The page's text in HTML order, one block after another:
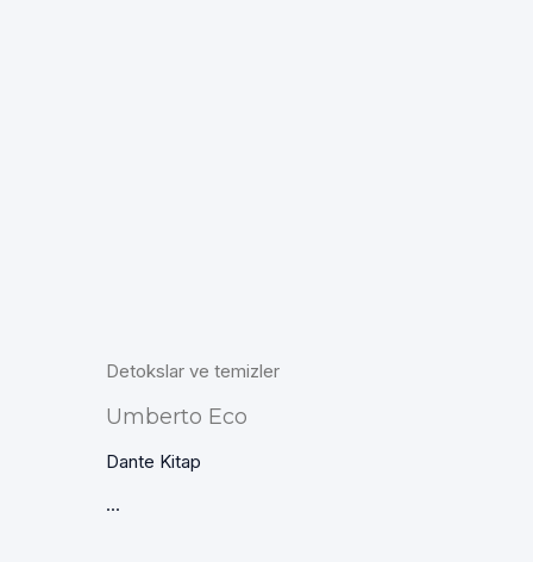
Detokslar ve temizler
Umberto Eco
Dante Kitap
...